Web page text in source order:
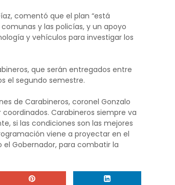
comentó que el plan “está
y las policías, y un apoyo
y vehículos para investigar los
que serán entregados entre
el segundo semestre.
de Carabineros, coronel Gonzalo
Carabineros siempre va
si las condiciones son las mejores
viene a proyectar en el
Gobernador, para combatir la